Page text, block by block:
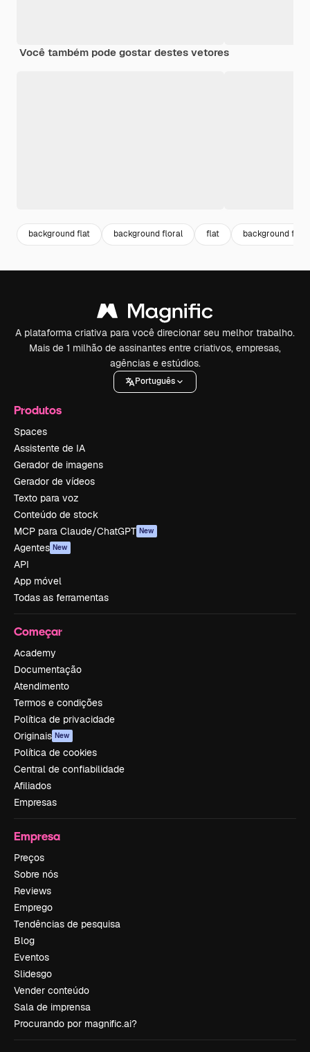
Você também pode gostar destes vetores
background flat background floral flat background
A plataforma criativa para você direcionar seu melhor trabalho.
Mais de 1 milhão de assinantes entre criativos, empresas,
agências e estúdios.
Português
Produtos
Spaces
Assistente de IA
Gerador de imagens
Gerador de vídeos
Texto para voz
Conteúdo de stock
MCP para Claude/ChatGPT New
Agentes New
API
App móvel
Todas as ferramentas
Começar
Academy
Documentação
Atendimento
Termos e condições
Política de privacidade
Originais New
Política de cookies
Central de confiabilidade
Afiliados
Empresas
Empresa
Preços
Sobre nós
Reviews
Emprego
Tendências de pesquisa
Blog
Eventos
Slidesgo
Vender conteúdo
Sala de imprensa
Procurando por magnific.ai?